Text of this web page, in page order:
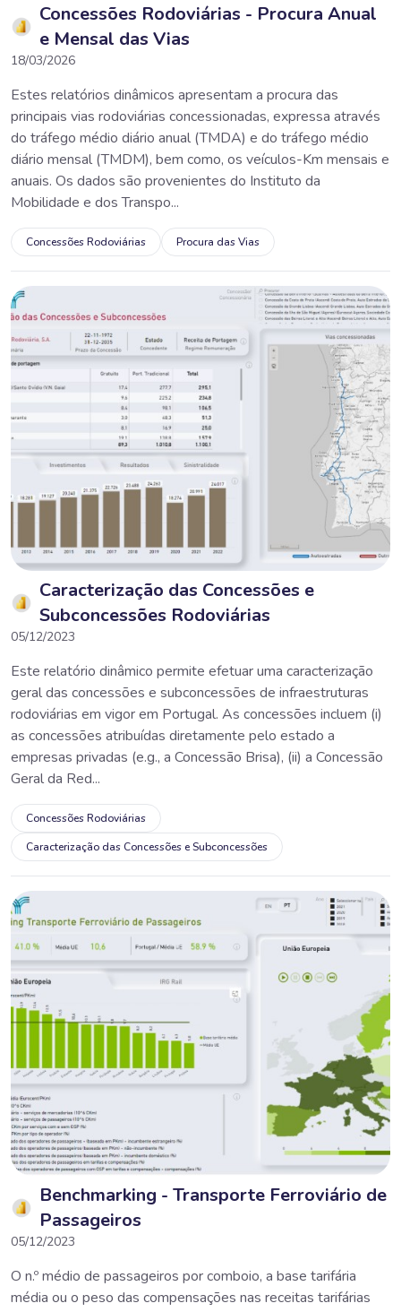
Concessões Rodoviárias - Procura Anual
e Mensal das Vias
18/03/2026
Estes relatórios dinâmicos apresentam a procura das
principais vias rodoviárias concessionadas, expressa através
do tráfego médio diário anual (TMDA) e do tráfego médio
diário mensal (TMDM), bem como, os veículos-Km mensais e
anuais. Os dados são provenientes do Instituto da
Mobilidade e dos Transpo...
Concessões Rodoviárias Procura das Vias
Caracterização das Concessões e
Subconcessões Rodoviárias
05/12/2023
Este relatório dinâmico permite efetuar uma caracterização
geral das concessões e subconcessões de infraestruturas
rodoviárias em vigor em Portugal. As concessões incluem (i)
as concessões atribuídas diretamente pelo estado a
empresas privadas (e.g., a Concessão Brisa), (ii) a Concessão
Geral da Red...
Concessões Rodoviárias
Caracterização das Concessões e Subconcessões
Benchmarking - Transporte Ferroviário de
Passageiros
05/12/2023
O n.º médio de passageiros por comboio, a base tarifária
média ou o peso das compensações nas receitas tarifárias